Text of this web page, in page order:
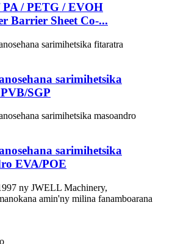
PA / PETG / EVOH
Barrier Sheet Co-...
sarimihetsika
SGP
sarimihetsika
EVA/POE
ny JWELL Machinery,
amin'ny milina fanamboarana